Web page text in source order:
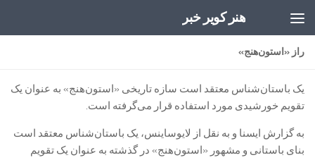
هنر کویر خبر
راز «استون‌هنج»
یک باستان‌شناس معتقد است سازه تاریخی «استون‌هنج» به عنوان یک
تقویم خورشیدی مورد استفاده قرار می‌گرفته است.
به گزارش ایسنا و به نقل از لایوساینس، یک باستان‌شناس معتقد است
بنای باستانی و مشهور «استون‌هنج» در گذشته به عنوان یک تقویم